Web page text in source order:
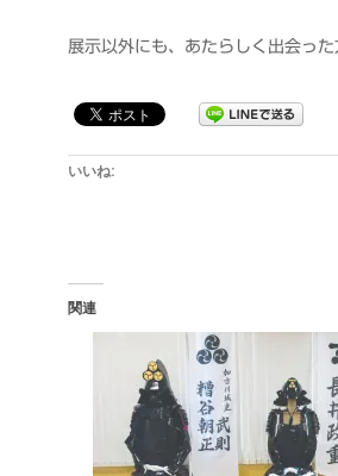
展示以外にも、あたらしく出会っ
いいね:
関連